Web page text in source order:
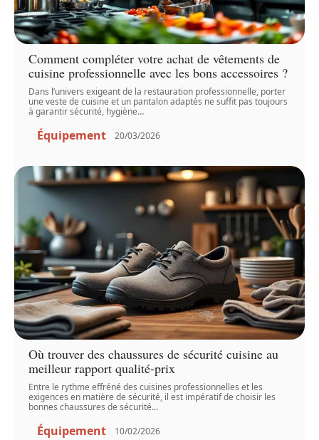
Comment compléter votre achat de vêtements de
cuisine professionnelle avec les bons accessoires ?
Dans l’univers exigeant de la restauration professionnelle, porter
une veste de cuisine et un pantalon adaptés ne suffit pas toujours
à garantir sécurité, hygiène…
Équipement 20/03/2026
Où trouver des chaussures de sécurité cuisine au
meilleur rapport qualité-prix
Entre le rythme effréné des cuisines professionnelles et les
exigences en matière de sécurité, il est impératif de choisir les
bonnes chaussures de sécurité…
Équipement 10/02/2026